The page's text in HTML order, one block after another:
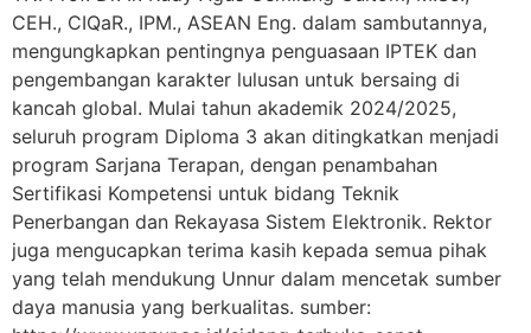
CEH., CIQaR., IPM., ASEAN Eng. dalam sambutannya,
mengungkapkan pentingnya penguasaan IPTEK dan
pengembangan karakter lulusan untuk bersaing di
kancah global. Mulai tahun akademik 2024/2025,
seluruh program Diploma 3 akan ditingkatkan menjadi
program Sarjana Terapan, dengan penambahan
Sertifikasi Kompetensi untuk bidang Teknik
Penerbangan dan Rekayasa Sistem Elektronik. Rektor
juga mengucapkan terima kasih kepada semua pihak
yang telah mendukung Unnur dalam mencetak sumber
daya manusia yang berkualitas. sumber: